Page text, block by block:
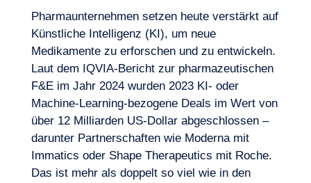
Pharmaunternehmen setzen heute verstärkt auf
Künstliche Intelligenz (KI), um neue
Medikamente zu erforschen und zu entwickeln.
Laut dem IQVIA-Bericht zur pharmazeutischen
F&E im Jahr 2024 wurden 2023 KI- oder
Machine-Learning-bezogene Deals im Wert von
über 12 Milliarden US-Dollar abgeschlossen –
darunter Partnerschaften wie Moderna mit
Immatics oder Shape Therapeutics mit Roche.
Das ist mehr als doppelt so viel wie in den